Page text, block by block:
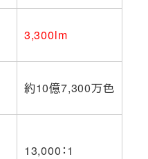
3,300lm
約10億7,300万色
13,000：1